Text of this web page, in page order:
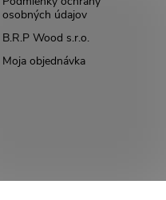
osobných údajov
B.R.P Wood s.r.o.
Moja objednávka